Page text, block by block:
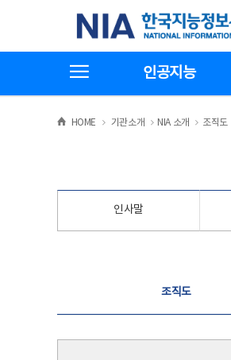
기
한국지능정보사회진흥원
인공지능
HOME >
기관소개 >NIA 소개 >
조직도
인사말
조직도